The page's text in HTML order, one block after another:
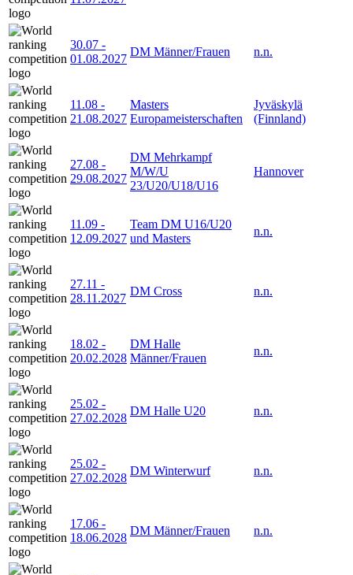
30.07 -
01.08.2027
DM Männer/Frauen n.n.
11.08 -
21.08.2027
Masters
Europameisterschaften
Jyväskylä
(Finnland)
27.08 -
29.08.2027
DM Mehrkampf
M/W/U
23/U20/U18/U16
Hannover
11.09 -
12.09.2027
Team DM U16/U20
und Masters
n.n.
27.11 -
28.11.2027
DM Cross n.n.
18.02 -
20.02.2028
DM Halle
Männer/Frauen
n.n.
25.02 -
27.02.2028
DM Halle U20 n.n.
25.02 -
27.02.2028
DM Winterwurf n.n.
17.06 -
18.06.2028
DM Männer/Frauen n.n.